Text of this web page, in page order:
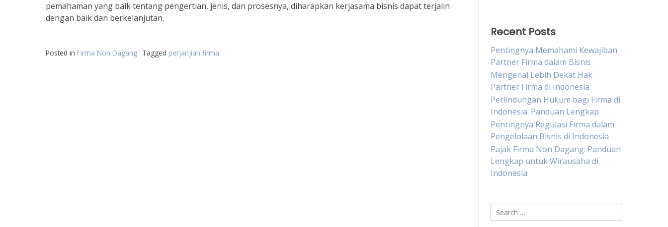
pemahaman yang baik tentang pengertian, jenis, dan prosesnya, diharapkan kerjasama bisnis dapat terjalin
dengan baik dan berkelanjutan.
Posted in Firma Non Dagang Tagged perjanjian firma
Recent Posts
Pentingnya Memahami Kewajiban
Partner Firma dalam Bisnis
Mengenal Lebih Dekat Hak
Partner Firma di Indonesia
Perlindungan Hukum bagi Firma di
Indonesia: Panduan Lengkap
Pentingnya Regulasi Firma dalam
Pengelolaan Bisnis di Indonesia
Pajak Firma Non Dagang: Panduan
Lengkap untuk Wirausaha di
Indonesia
Search
for: